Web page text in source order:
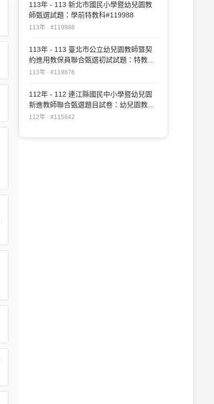
113年 - 113 新北市國民小學暨幼兒園教
師甄選試題：學前特教科#119988
113年 · #119988
113年 - 113 臺北市公立幼兒園教師曁契
約進用教保員聯合甄選初試試題：特教專
業知能#119876
113年 · #119876
112年 - 112 連江縣國民中小學暨幼兒園
新進教師聯合甄選題目試卷：幼兒園教育
專業知能(加重學前特殊教育比
112年 · #115842